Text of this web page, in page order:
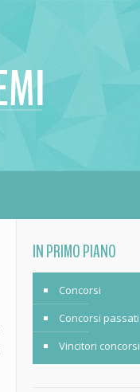
IN PRIMO PIANO
Concorsi
Concorsi passati
Vincitori concorsi